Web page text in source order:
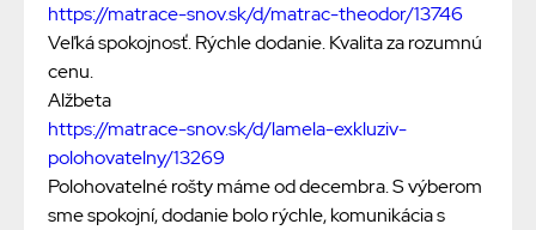
https://matrace-snov.sk/d/matrac-theodor/13746
Veľká spokojnosť. Rýchle dodanie. Kvalita za rozumnú
cenu.
Alžbeta
https://matrace-snov.sk/d/lamela-exkluziv-
polohovatelny/13269
Polohovatelné rošty máme od decembra. S výberom
sme spokojní, dodanie bolo rýchle, komunikácia s